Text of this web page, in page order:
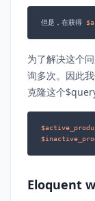
但是，在获得
为了解决这个
询多次。因此
克隆这个$query
Eloquent